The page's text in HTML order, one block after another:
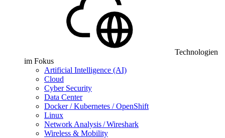
Technologien
im Fokus
Artificial Intelligence (AI)
Cloud
Cyber Security
Data Center
Docker / Kubernetes / OpenShift
Linux
Network Analysis / Wireshark
Wireless & Mobility